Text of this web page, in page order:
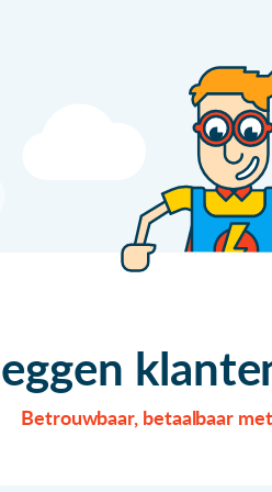
Betrouwbaar, betaalbaar